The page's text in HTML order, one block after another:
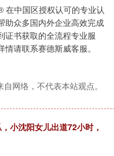
在中国区授权认可的专业认
助众多国内外企业高效完成
证书获取的全流程专业服
请联系赛德斯威客服。
网络，不代表本站观点。
小沈阳女儿出道72小时，